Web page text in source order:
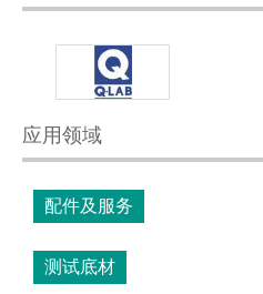
应用领域
配件及服务
测试底材